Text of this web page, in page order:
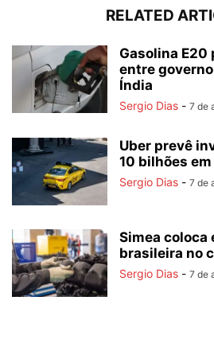
RELATED
Gasolina E20
entre
Índia
Sergio Dias - 7 de
Uber prevê
10 bilhões
Sergio Dias - 7 de
Simea coloca
brasileira no
Sergio Dias - 7 de